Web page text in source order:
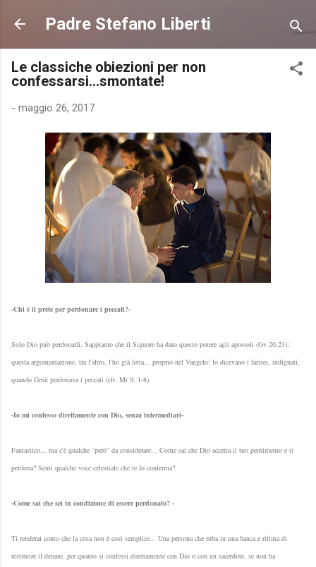
Passa ai contenuti principali
Padre Stefano Liberti
Le classiche obiezioni per non
confessarsi...smontate!
- maggio 26, 2017
-Chi è il prete per perdonare i peccati?-
Solo Dio può perdonarli. Sappiamo che il Signore ha dato questo potere agli apostoli (Gv 20,23);
questa argomentazione, tra l'altro, l'ho già letta... proprio nel Vangelo: lo dicevano i farisei, indignati,
quando Gesù perdonava i peccati (cfr. Mt 9, 1-8).
-Io mi confesso direttamente con Dio, senza intermediari-
Fantastico... ma c'è qualche “però” da considerare... Come sai che Dio accetta il tuo pentimento e ti
perdona? Senti qualche voce celestiale che te lo conferma?
-Come sai che sei in condizione di essere perdonato? -
Ti renderai conto che la cosa non è così semplice... Una persona che ruba in una banca e rifiuta di
restituire il denaro, per quanto si confessi direttamente con Dio o con un sacerdote, se non ha